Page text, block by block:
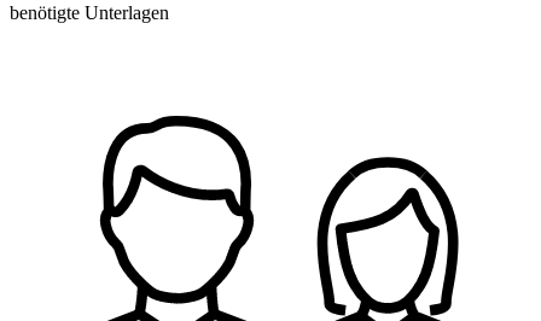
benötigte Unterlagen